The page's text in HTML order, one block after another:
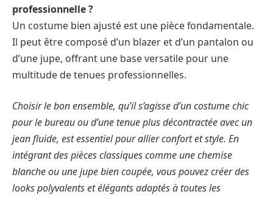
professionnelle ?
Un costume bien ajusté est une pièce fondamentale.
Il peut être composé d’un blazer et d’un pantalon ou
d’une jupe, offrant une base versatile pour une
multitude de tenues professionnelles.
Choisir le bon ensemble, qu’il s’agisse d’un costume chic
pour le bureau ou d’une tenue plus décontractée avec un
jean fluide, est essentiel pour allier confort et style. En
intégrant des pièces classiques comme une chemise
blanche ou une jupe bien coupée, vous pouvez créer des
looks polyvalents et élégants adaptés à toutes les